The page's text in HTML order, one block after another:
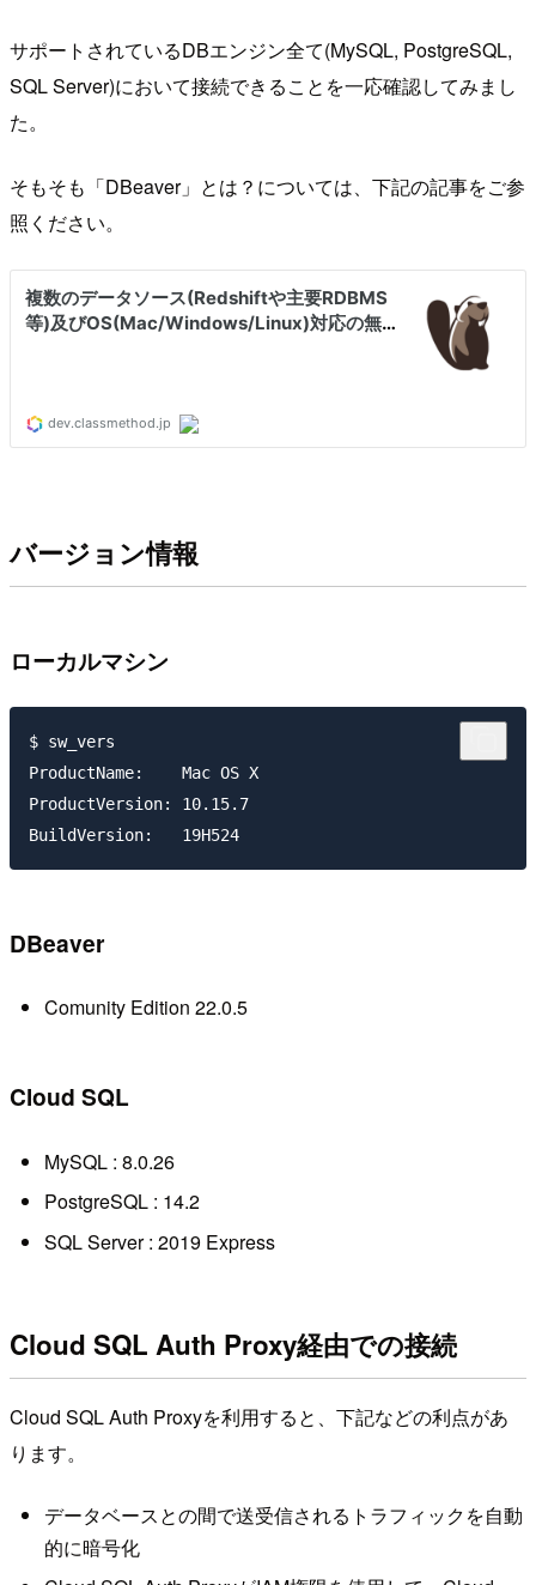
サポートされているDBエンジン全て(MySQL, PostgreSQL,
SQL Server)において接続できることを一応確認してみまし
た。
そもそも「DBeaver」とは？については、下記の記事をご参
照ください。
バージョン情報
ローカルマシン
$ sw_vers
ProductName:	Mac OS X
ProductVersion:	10.15.7
DBeaver
Comunity Edition 22.0.5
Cloud SQL
MySQL : 8.0.26
PostgreSQL : 14.2
SQL Server : 2019 Express
Cloud SQL Auth Proxy経由での接続
Cloud SQL Auth Proxyを利用すると、下記などの利点があ
ります。
データベースとの間で送受信されるトラフィックを自動
的に暗号化